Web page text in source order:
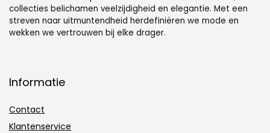
collecties belichamen veelzijdigheid en elegantie. Met een
streven naar uitmuntendheid herdefiniëren we mode en
wekken we vertrouwen bij elke drager.
Informatie
Contact
Klantenservice